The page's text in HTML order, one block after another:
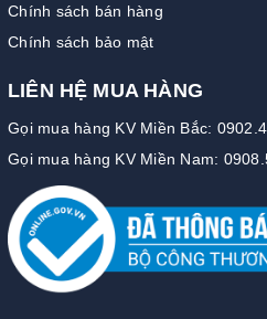
Chính sách bán hàng
Chính sách bảo mật
LIÊN HỆ MUA HÀNG
Gọi mua hàng KV Miền Bắc:
Gọi mua hàng KV Miền Nam: